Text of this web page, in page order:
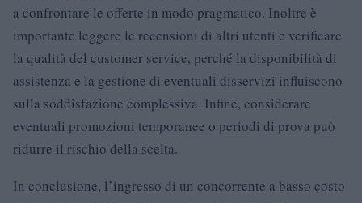
a confrontare le offerte in modo pragmatico. Inoltre è
importante leggere le recensioni di altri utenti e verificare
la qualità del customer service, perché la disponibilità di
assistenza e la gestione di eventuali disservizi influiscono
sulla soddisfazione complessiva. Infine, considerare
eventuali promozioni temporanee o periodi di prova può
ridurre il rischio della scelta.
In conclusione, l’ingresso di un concorrente a basso costo